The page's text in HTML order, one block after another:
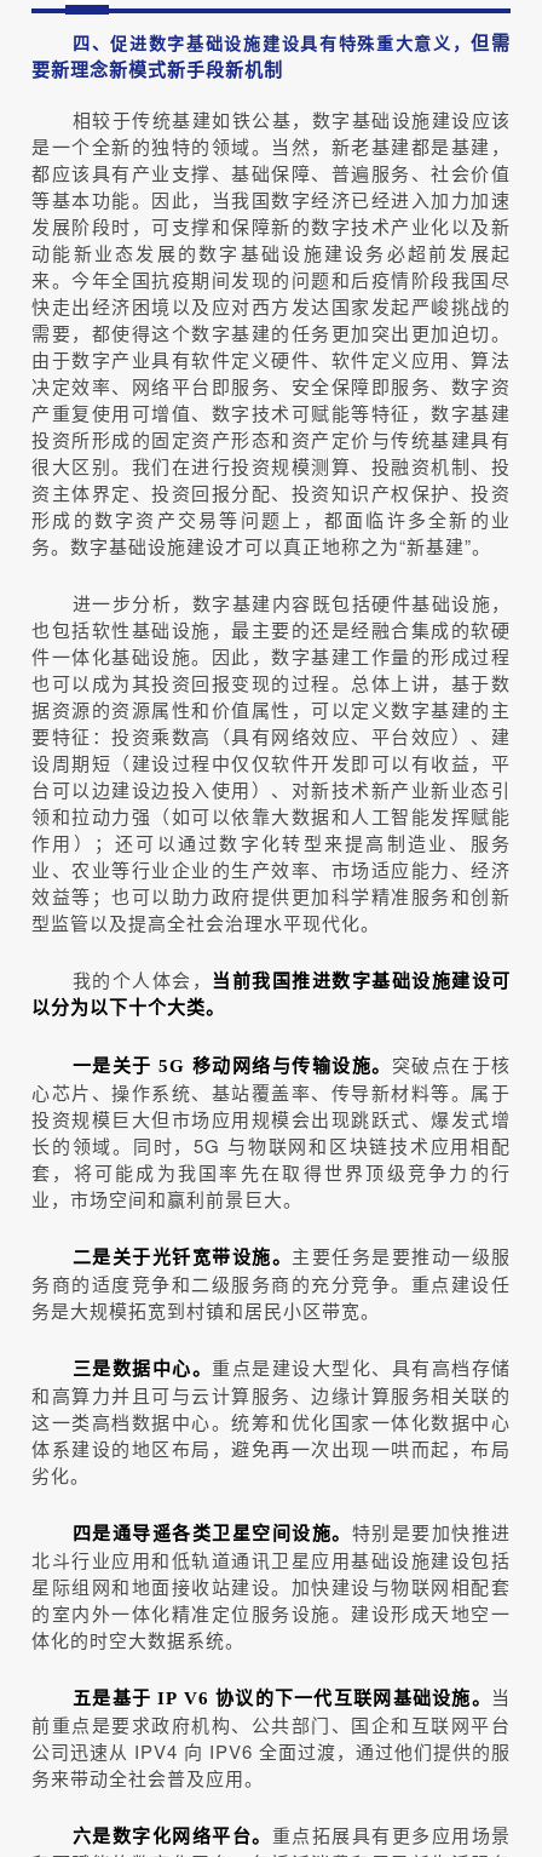
四、促进数字基础设施建设具有特殊重大意义，但需
要新理念新模式新手段新机制
相较于传统基建如铁公基，数字基础设施建设应该
是一个全新的独特的领域。当然，新老基建都是基建，
都应该具有产业支撑、基础保障、普遍服务、社会价值
等基本功能。因此，当我国数字经济已经进入加力加速
发展阶段时，可支撑和保障新的数字技术产业化以及新
动能新业态发展的数字基础设施建设务必超前发展起
来。今年全国抗疫期间发现的问题和后疫情阶段我国尽
快走出经济困境以及应对西方发达国家发起严峻挑战的
需要，都使得这个数字基建的任务更加突出更加迫切。
由于数字产业具有软件定义硬件、软件定义应用、算法
决定效率、网络平台即服务、安全保障即服务、数字资
产重复使用可增值、数字技术可赋能等特征，数字基建
投资所形成的固定资产形态和资产定价与传统基建具有
很大区别。我们在进行投资规模测算、投融资机制、投
资主体界定、投资回报分配、投资知识产权保护、投资
形成的数字资产交易等问题上，都面临许多全新的业
务。数字基础设施建设才可以真正地称之为“新基建”。
进一步分析，数字基建内容既包括硬件基础设施，
也包括软性基础设施，最主要的还是经融合集成的软硬
件一体化基础设施。因此，数字基建工作量的形成过程
也可以成为其投资回报变现的过程。总体上讲，基于数
据资源的资源属性和价值属性，可以定义数字基建的主
要特征：投资乘数高（具有网络效应、平台效应）、建
设周期短（建设过程中仅仅软件开发即可以有收益，平
台可以边建设边投入使用）、对新技术新产业新业态引
领和拉动力强（如可以依靠大数据和人工智能发挥赋能
作用）；还可以通过数字化转型来提高制造业、服务
业、农业等行业企业的生产效率、市场适应能力、经济
效益等；也可以助力政府提供更加科学精准服务和创新
型监管以及提高全社会治理水平现代化。
我的个人体会，
当前我国推进数字基础设施建设可
以分为以下十个大类。
一是关于 5G 移动网络与传输设施。 突破点在于核
心芯片、操作系统、基站覆盖率、传导新材料等。属于
投资规模巨大但市场应用规模会出现跳跃式、爆发式增
长的领域。同时，5G 与物联网和区块链技术应用相配
套，将可能成为我国率先在取得世界顶级竞争力的行
业，市场空间和赢利前景巨大。
二是关于光钎宽带设施。 主要任务是要推动一级服
务商的适度竞争和二级服务商的充分竞争。重点建设任
务是大规模拓宽到村镇和居民小区带宽。
三是数据中心。 重点是建设大型化、具有高档存储
和高算力并且可与云计算服务、边缘计算服务相关联的
这一类高档数据中心。统筹和优化国家一体化数据中心
体系建设的地区布局，避免再一次出现一哄而起，布局
劣化。
四是通导遥各类卫星空间设施。 特别是要加快推进
北斗行业应用和低轨道通讯卫星应用基础设施建设包括
星际组网和地面接收站建设。加快建设与物联网相配套
的室内外一体化精准定位服务设施。建设形成天地空一
体化的时空大数据系统。
五是基于 IP V6 协议的下一代互联网基础设施。
当
前重点是要求政府机构、公共部门、国企和互联网平台
公司迅速从 IPV4 向 IPV6 全面过渡，通过他们提供的服
务来带动全社会普及应用。
六是数字化网络平台。 重点拓展具有更多应用场景